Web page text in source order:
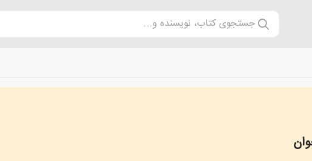
جستجوی کتاب، نویسنده و...